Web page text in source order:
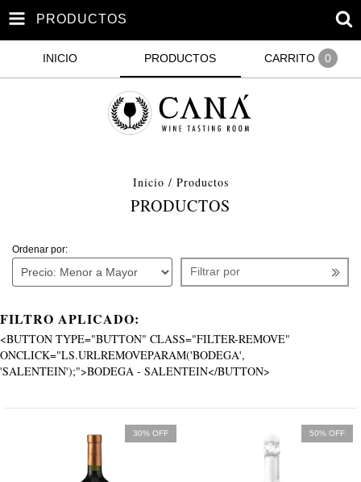
PRODUCTOS
INICIO PRODUCTOS CARRITO 0
Inicio / Productos
PRODUCTOS
Ordenar por:
Filtrar por
FILTRO APLICADO:
<BUTTON TYPE="BUTTON" CLASS="FILTER-REMOVE"
ONCLICK="LS.URLREMOVEPARAM('BODEGA',
'SALENTEIN');">BODEGA - SALENTEIN</BUTTON>
30% OFF 50% OFF